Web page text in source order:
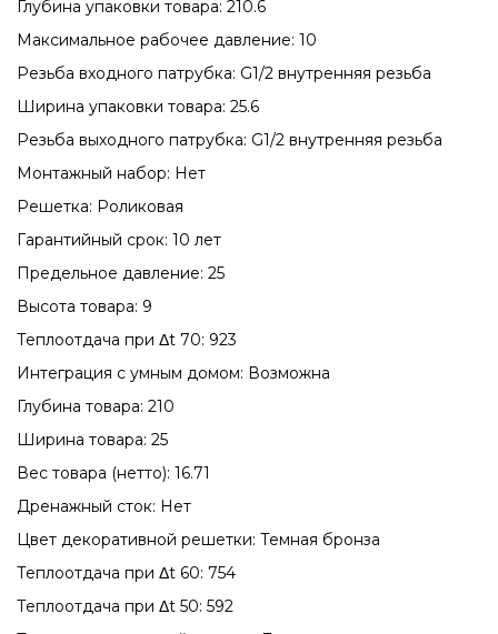
Глубина упаковки товара: 210.6
Максимальное рабочее давление: 10
Резьба входного патрубка: G1/2 внутренняя резьба
Ширина упаковки товара: 25.6
Резьба выходного патрубка: G1/2 внутренняя резьба
Монтажный набор: Нет
Решетка: Роликовая
Гарантийный срок: 10 лет
Предельное давление: 25
Высота товара: 9
Теплоотдача при Δt 70: 923
Интеграция с умным домом: Возможна
Глубина товара: 210
Ширина товара: 25
Вес товара (нетто): 16.71
Дренажный сток: Нет
Цвет декоративной решетки: Темная бронза
Теплоотдача при Δt 60: 754
Теплоотдача при Δt 50: 592